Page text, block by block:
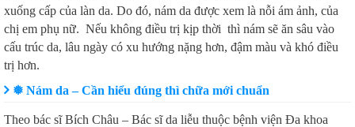
xuống cấp của làn da. Do đó, nám da được xem là nỗi ám ảnh, của
chị em phụ nữ. Nếu không điều trị kịp thời thì nám sẽ ăn sâu vào
cấu trúc da, lâu ngày có xu hướng nặng hơn, đậm màu và khó điều
trị hơn.
❅ Nám da – Cần hiểu đúng thì chữa mới chuẩn
Theo bác sĩ Bích Châu – Bác sĩ da liễu thuộc bệnh viện Đa khoa